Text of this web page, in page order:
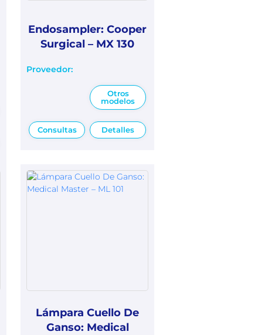
Endosampler: Cooper
Surgical – MX 130
Proveedor:
Otros
modelos
Consultas Detalles
Lámpara Cuello De
Ganso: Medical